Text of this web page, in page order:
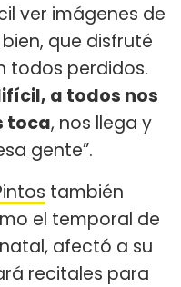
ver imágenes de
que disfruté
todos perdidos.
a todos nos
toca, nos llega y
gente”.
también
el temporal de
afectó a su
recitales para